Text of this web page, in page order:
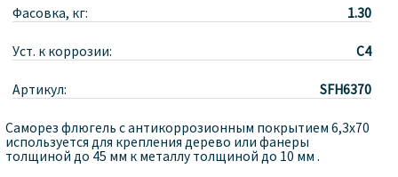
Фасовка, кг: 1.30
Уст. к коррозии: С4
Артикул: SFH6370
Саморез флюгель с антикоррозионным покрытием 6,3x70
используется для крепления дерево или фанеры
толщиной до 45 мм к металлу толщиной до 10 мм .